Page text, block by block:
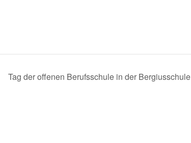
Tag der offenen Berufsschule in der Bergiusschule